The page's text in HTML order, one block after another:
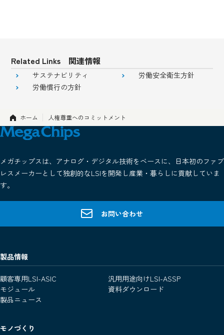
Related Links 関連情報
サステナビリティ
労働安全衛生方針
労働慣行の方針
ホーム 人権尊重へのコミットメント
メガチップスは、アナログ・デジタル技術をベースに、日本初のファブ
レスメーカーとして独創的なLSIを開発し産業・暮らしに貢献していま
す。
お問い合わせ
製品情報
顧客専用LSI-ASIC
汎用用途向けLSI-ASSP
モジュール
資料ダウンロード
製品ニュース
モノづくり